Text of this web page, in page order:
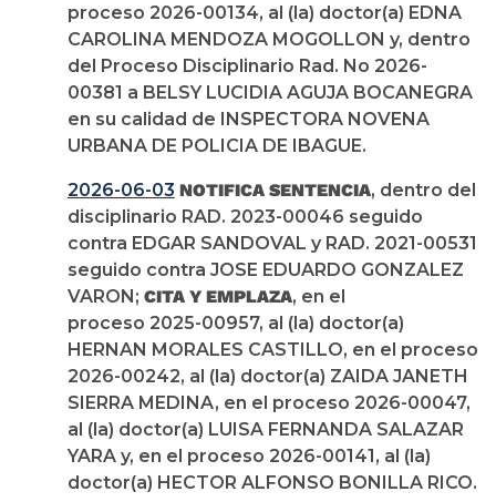
proceso 2026-00134, al (la) doctor(a) EDNA
CAROLINA MENDOZA MOGOLLON y, dentro
del Proceso Disciplinario Rad. No 2026-
00381 a BELSY LUCIDIA AGUJA BOCANEGRA
en su calidad de INSPECTORA NOVENA
URBANA DE POLICIA DE IBAGUE.
2026-06-03 NOTIFICA SENTENCIA, dentro del
disciplinario RAD. 2023-00046 seguido
contra EDGAR SANDOVAL y RAD. 2021-00531
seguido contra JOSE EDUARDO GONZALEZ
VARON; CITA Y EMPLAZA, en el
proceso 2025-00957, al (la) doctor(a)
HERNAN MORALES CASTILLO, en el proceso
2026-00242, al (la) doctor(a) ZAIDA JANETH
SIERRA MEDINA, en el proceso 2026-00047,
al (la) doctor(a) LUISA FERNANDA SALAZAR
YARA y, en el proceso 2026-00141, al (la)
doctor(a) HECTOR ALFONSO BONILLA RICO.